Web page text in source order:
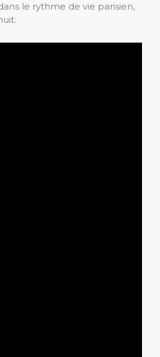
le rythme de vie parisien,